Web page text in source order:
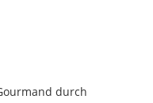
durch